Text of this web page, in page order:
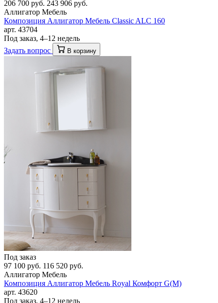
206 700 руб. 243 906 руб.
Аллигатор Мебель
Композиция Аллигатор Мебель Classic ALC 160
арт. 43704
Под заказ, 4–12 недель
Задать вопрос
В корзину
Под заказ
97 100 руб. 116 520 руб.
Аллигатор Мебель
Композиция Аллигатор Мебель Royal Комфорт G(М)
арт. 43620
Под заказ, 4–12 недель